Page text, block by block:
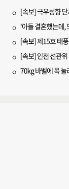
[속보] 극우성향
'아들 결혼했는데,
[속보] 제15호 태
[속보] 인천 선관
70kg 바벨에 목